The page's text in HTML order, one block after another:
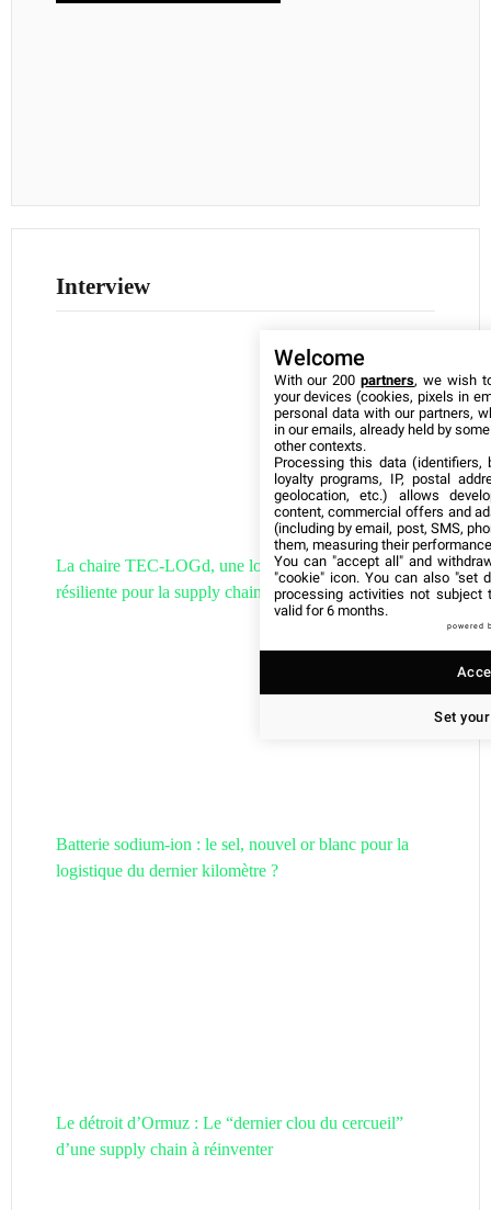
Interview
La chaire TEC-LOGd, une logistique circulaire et
résiliente pour la supply chain de demain
Batterie sodium-ion : le sel, nouvel or blanc pour la
logistique du dernier kilomètre ?
Le détroit d’Ormuz : Le “dernier clou du cercueil”
d’une supply chain à réinventer
Welcome
With our 200partners, we wish
your devices (cookies, pixels in
personal data with our partners,
in our emails, already held by
other contexts.
Processing this data (identifiers,
loyalty programs, IP, postal
geolocation, etc.) allows
content, commercial offers and
(including by email, post, SMS,
them, measuring their
You can "accept all" and
"cookie" icon. You can also "set
processing activities not subject
valid for 6 months.
powered
Set